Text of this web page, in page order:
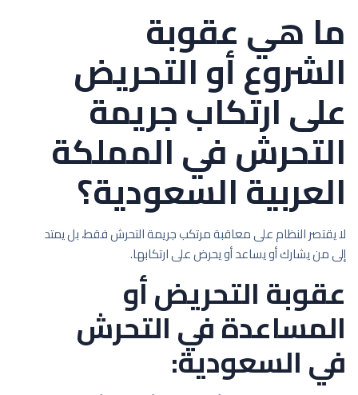
ما هي عقوبة
الشروع أو التحريض
على ارتكاب جريمة
التحرش في المملكة
العربية السعودية؟
لا يقتصر النظام على معاقبة مرتكب جريمة التحرش فقط، بل يمتد
إلى من يشارك أو يساعد أو يحرض على ارتكابها.
عقوبة التحريض أو
المساعدة في التحرش
في السعودية: